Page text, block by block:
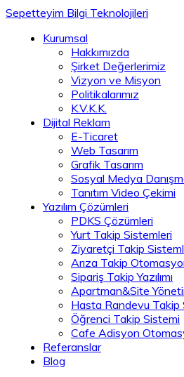
Sepetteyim Bilgi Teknolojileri
Kurumsal
Hakkımızda
Şirket Değerlerimiz
Vizyon ve Misyon
Politikalarımız
K.V.K.K.
Dijital Reklam
E-Ticaret
Web Tasarım
Grafik Tasarım
Sosyal Medya
Tanıtım Video Çekimi
Yazılım Çözümleri
PDKS Çözümleri
Yurt Takip Sistemleri
Ziyaretçi Takip
Arıza Takip
Sipariş Takip Yazılımı
Apartman&Site
Hasta Randevu Takip
Öğrenci Takip Sistemi
Cafe Adisyon
Referanslar
Blog